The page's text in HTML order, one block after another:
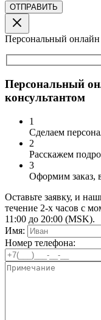
Персональный
Персональный
консультантом
1
Сделаем
2
Расскажем
3
Оформим заказ,
Оставьте заявку, и
течение 2-х часов с
11:00 до 20:00 (MSK).
Имя:
Номер телефона: